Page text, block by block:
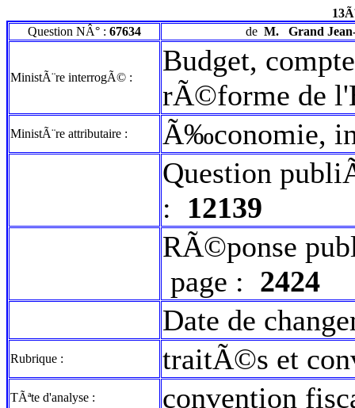
Question NÂ° : 67634 de M. Grand
MinistÃ¨re interrogÃ© :
Budget,
rÃ©forme de
MinistÃ¨re attributaire :
Ã‰conomie,
Question
: 12139
RÃ©ponse
page : 2424
Date de
Rubrique : traitÃ©s et
TÃªte d'analyse : convention